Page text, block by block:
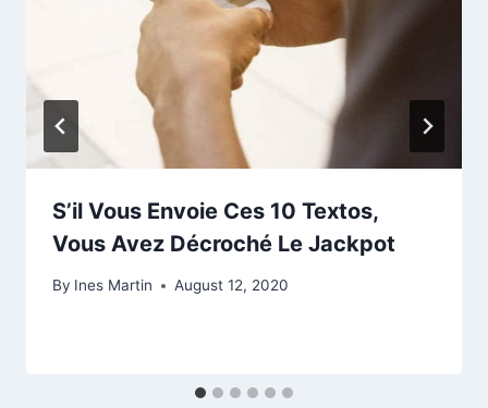
S’il Vous Envoie Ces 10 Textos,
Vous Avez Décroché Le Jackpot
By Ines Martin August 12, 2020